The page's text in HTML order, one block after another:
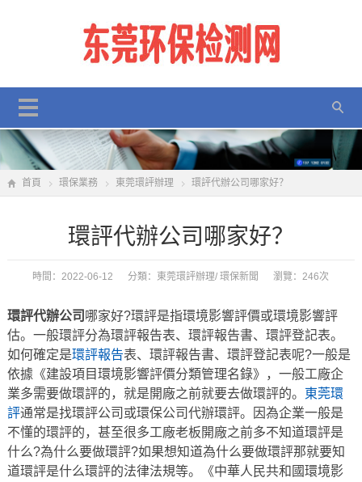
首頁 環保業務 東莞環評辦理 環評代辦公司哪家好？
環評代辦公司哪家好？
時間：2022-06-12 分類： 東莞環評辦理/環保新聞 瀏覽：246次
環評代辦公司 哪家好?環評是指環境影響評價或環境影響評
估。一般環評分為環評報告表、環評報告書、環評登記表。
如何確定是環評報告表、環評報告書、環評登記表呢?一般是
依據《建設項目環境影響評價分類管理名錄》，一般工廠企
業多需要做環評的，就是開廠之前就要去做環評的。 東莞環
評通常是找環評公司或環保公司代辦環評。因為企業一般是
不懂的環評的，甚至很多工廠老板開廠之前多不知道環評是
什么?為什么要做環評?如果想知道為什么要做環評那就要知
道環評是什么環評的法律法規等。《中華人民共和國環境影